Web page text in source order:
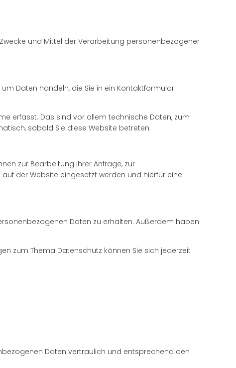
und Mittel der Verarbeitung personenbezogener
Daten handeln, die Sie in ein Kontaktformular
erfasst. Das sind vor allem technische Daten, zum
sobald Sie diese Website betreten.
zur Bearbeitung Ihrer Anfrage, zur
der Website eingesetzt werden und hierfür eine
Daten zu erhalten. Außerdem haben
zum Thema Datenschutz können Sie sich jederzeit
Daten vertraulich und entsprechend den